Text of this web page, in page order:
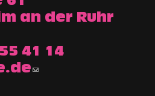
an der Ruhr
41 14